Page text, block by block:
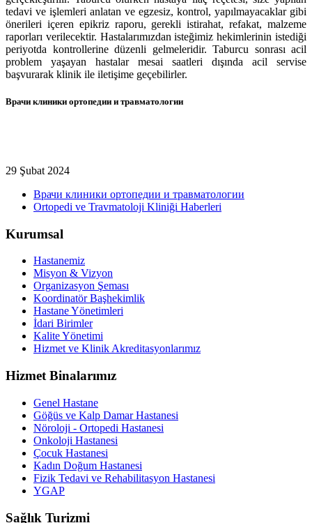
tedavi ve işlemleri anlatan ve egzesiz, kontrol, yapılmayacaklar gibi
önerileri içeren epikriz raporu, gerekli istirahat, refakat, malzeme
raporları verilecektir. Hastalarımızdan isteğimiz hekimlerinin istediği
periyotda kontrollerine düzenli gelmeleridir. Taburcu sonrası acil
problem yaşayan hastalar mesai saatleri dışında acil servise
başvurarak klinik ile iletişime geçebilirler.
Врачи клиники ортопедии и травматологии
29 Şubat 2024
Врачи клиники ортопедии и травматологии
Ortopedi ve Travmatoloji Kliniği Haberleri
Kurumsal
Hastanemiz
Misyon & Vizyon
Organizasyon Şeması
Koordinatör Başhekimlik
Hastane Yönetimleri
İdari Birimler
Kalite Yönetimi
Hizmet ve Klinik Akreditasyonlarımız
Hizmet Binalarımız
Genel Hastane
Göğüs ve Kalp Damar Hastanesi
Nöroloji - Ortopedi Hastanesi
Onkoloji Hastanesi
Çocuk Hastanesi
Kadın Doğum Hastanesi
Fizik Tedavi ve Rehabilitasyon Hastanesi
YGAP
Sağlık Turizmi